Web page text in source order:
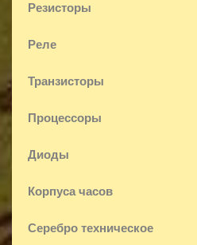
Резисторы
Реле
Транзисторы
Процессоры
Диоды
Корпуса часов
Серебро техническое